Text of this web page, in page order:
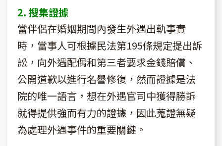
2. 搜集證據
當伴侶在婚姻期間內發生外遇出軌事實
時，當事人可根據民法第195條規定提出訴
訟，向外遇配偶和第三者要求金錢賠償、
公開道歉以進行名譽修復，然而證據是法
院的唯一語言，想在外遇官司中獲得勝訴
就得提供強而有力的證據，因此蒐證無疑
為處理外遇事件的重要關鍵。